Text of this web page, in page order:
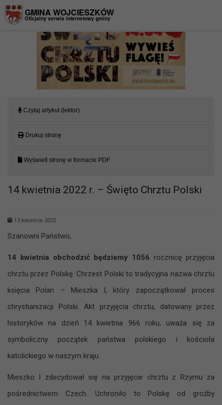
GMINA WOJCIESZKÓW
Oficjalny serwis internetowy gminy
Czytaj artykuł (lektor)
Drukuj stronę
Wyświetl stronę w formacie PDF
14 kwietnia 2022 r. – Święto Chrztu Polski
13 kwietnia 2022
Szanowni Państwo,
14 kwietnia obchodzić będziemy 1056 rocznicę przyjęcia
chrztu przez Polskę. Chrzest Polski to tradycyjna nazwa chrztu
księcia Polan – Mieszka I, który zapoczątkował proces
chrystianizacji Polski. Akt przyjęcia chrztu, datowany przez
historyków na dzień 14 kwietnia 966 roku, uważa się za
symboliczny początek państwa polskiego i kościoła
katolickiego w naszym kraju.
Mieszko I zdecydował się na przyjęcie chrztu z Rzymu za
pośrednictwem Czech. Uchroniło to Polskę od groźby